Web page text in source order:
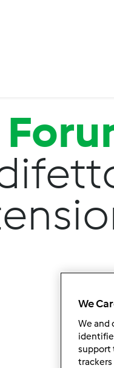
We
We and
support
trackers